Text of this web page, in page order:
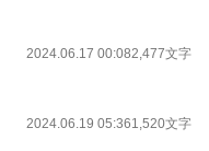
2024.06.17 00:082,477文字
2024.06.19 05:361,520文字